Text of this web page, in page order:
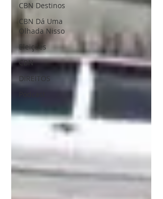
CBN Destinos
CBN Dá Uma
Olhada Nisso
Eleições
CBN
DIREITOS